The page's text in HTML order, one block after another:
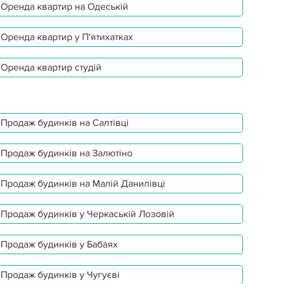
Оренда квартир на Одеській
Оренда квартир у П'ятихатках
Оренда квартир студій
Продаж будинків на Салтівці
Продаж будинків на Залютіно
Продаж будинків на Малій Данилівці
Продаж будинків у Черкаській Лозовій
Продаж будинків у Бабаях
Продаж будинків у Чугуєві